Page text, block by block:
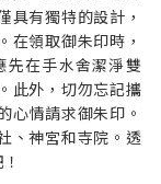
具有獨特的設計，
在領取御朱印時，
先在手水舍潔淨雙
此外，切勿忘記攜
心情請求御朱印。
、神宮和寺院。透